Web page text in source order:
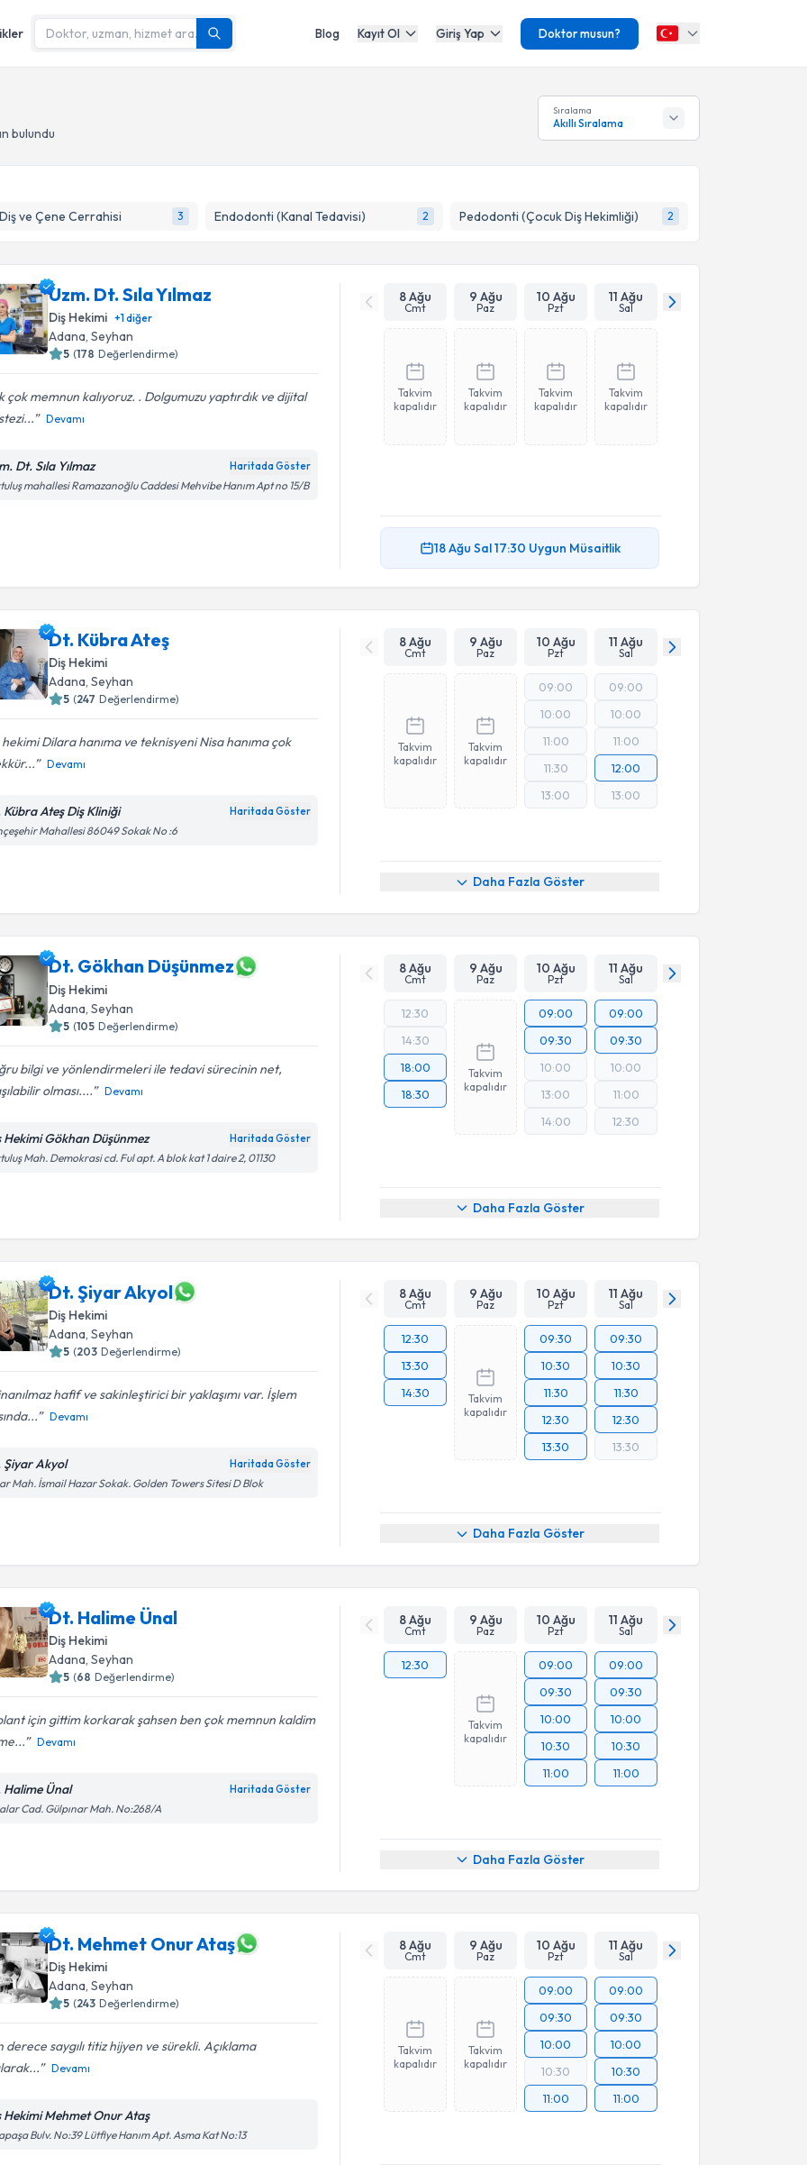
Blog Kayıt Ol Giriş Yap Doktor musun?
bulundu
Sıralama
Akıllı Sıralama
Diş ve Çene Cerrahisi 3 Endodonti (Kanal Tedavisi) 2 Pedodonti (Çocuk Diş Hekimliği) 2
Uzm. Dt. Sıla Yılmaz
Diş Hekimi +1diğer
Adana, Seyhan
5 (178 Değerlendirme)
çok memnun kalıyoruz. . Dolgumuzu yaptırdık ve dijital
Devamı
Dt. Sıla Yılmaz Haritada Göster
mahallesi Ramazanoğlu Caddesi Mehvibe Hanım Apt no 15/B
8 Ağu
Cmt
9 Ağu
Paz
10 Ağu
Pzt
11 Ağu
Sal
Takvim
kapalıdır
Takvim
kapalıdır
Takvim
kapalıdır
Takvim
kapalıdır
18 Ağu Sal17:30 Uygun Müsaitlik
Dt. Kübra Ateş
Diş Hekimi
Adana, Seyhan
5 (247 Değerlendirme)
hekimi Dilara hanıma ve teknisyeni Nisa hanıma çok
Devamı
Kübra Ateş Diş Kliniği Haritada Göster
Mahallesi 86049 Sokak No :6
8 Ağu
Cmt
9 Ağu
Paz
10 Ağu
Pzt
11 Ağu
Sal
Takvim
kapalıdır
Takvim
kapalıdır
09:00
10:00
11:00
11:30
13:00
09:00
10:00
11:00
12:00
13:00
Daha Fazla Göster
Dt. Gökhan Düşünmez
Diş Hekimi
Adana , Seyhan
5 (105 Değerlendirme)
bilgi ve yönlendirmeleri ile tedavi sürecinin net,
olması....
Devamı
Hekimi Gökhan Düşünmez Haritada Göster
Mah. Demokrasi cd. Ful apt. A blok kat 1 daire 2, 01130
8 Ağu
Cmt
9 Ağu
Paz
10 Ağu
Pzt
11 Ağu
Sal
12:30
14:30
18:00
18:30
Takvim
kapalıdır
09:00
09:30
10:00
13:00
14:00
09:00
09:30
10:00
11:00
12:30
Daha Fazla Göster
Dt. Şiyar Akyol
Diş Hekimi
Adana, Seyhan
5 (203 Değerlendirme)
hafif ve sakinleştirici bir yaklaşımı var. İşlem
Devamı
Şiyar Akyol Haritada Göster
Mah. İsmail Hazar Sokak. Golden Towers Sitesi D Blok
8 Ağu
Cmt
9 Ağu
Paz
10 Ağu
Pzt
11 Ağu
Sal
12:30
13:30
14:30
Takvim
kapalıdır
09:30
10:30
11:30
12:30
13:30
09:30
10:30
11:30
12:30
13:30
Daha Fazla Göster
Dt. Halime Ünal
Diş Hekimi
Adana , Seyhan
5 (68 Değerlendirme)
için gittim korkarak şahsen ben çok memnun kaldim
Devamı
Halime Ünal Haritada Göster
Cad. Gülpınar Mah. No:268/A
8 Ağu
Cmt
9 Ağu
Paz
10 Ağu
Pzt
11 Ağu
Sal
12:30
Takvim
kapalıdır
09:00
09:30
10:00
10:30
11:00
09:00
09:30
10:00
10:30
11:00
Daha Fazla Göster
Dt. Mehmet Onur Ataş
Diş Hekimi
Adana, Seyhan
5 (243 Değerlendirme)
derece saygılı titiz hijyen ve sürekli. Açıklama
Devamı
Hekimi Mehmet Onur Ataş
Bulv. No:39 Lütfiye Hanım Apt. Asma Kat No:13
8 Ağu
Cmt
9 Ağu
Paz
10 Ağu
Pzt
11 Ağu
Sal
Takvim
kapalıdır
Takvim
kapalıdır
09:00
09:30
10:00
10:30
11:00
09:00
09:30
10:00
10:30
11:00